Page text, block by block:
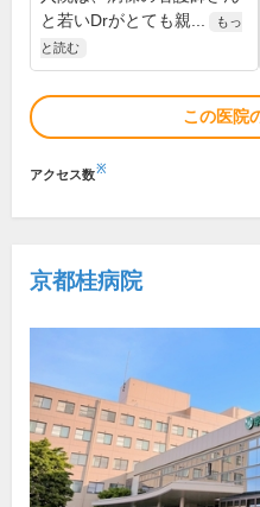
と若いDrがとても親...
もっ
と読む
この医院
アクセス数※
京都桂病院